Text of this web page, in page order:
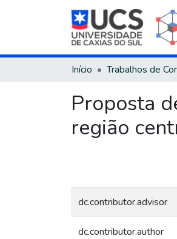
Início
Proposta
região
dc.contributor.advisor
dc.contributor.author